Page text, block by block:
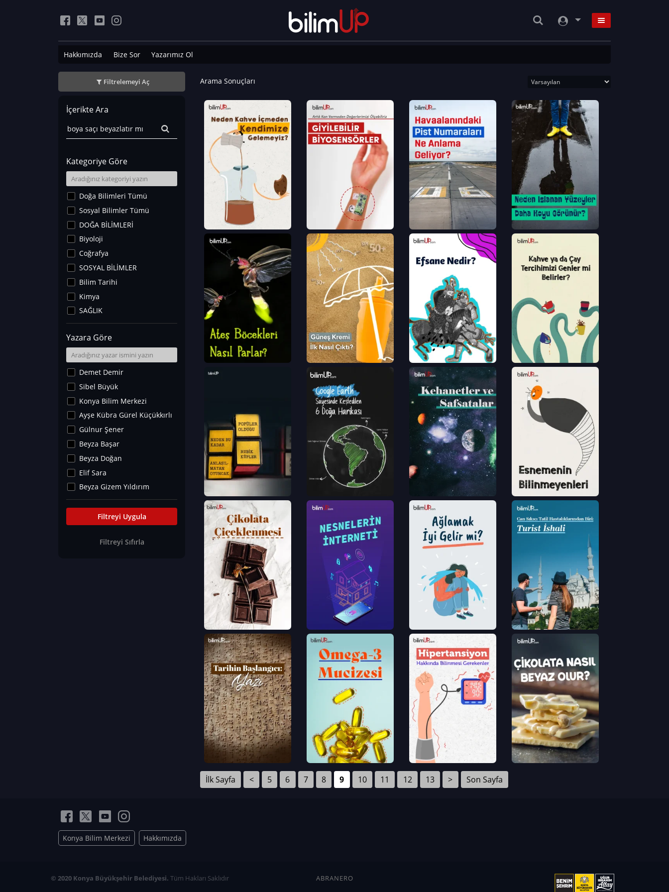
Hakkımızda Bize Sor Yazarımız Ol
Filtrelemeyi Aç
İçerikte Ara
Kategoriye Göre
Doğa Bilimleri Tümü
Sosyal Bilimler Tümü
DOĞA BİLİMLERİ
Biyoloji
Coğrafya
SOSYAL BİLİMLER
Bilim Tarihi
Kimya
SAĞLIK
Sanat Tarihi
Fizik
Yer Bilimleri
Astronomi ve Uzay
Noroloji
Matematik
Teknoloji
İklim Değişikliği
Arkeoloji
Kültür&Sanat
Yaşam Tavsiyeleri
Merakoloji
Eğitim Bilimleri
Yazara Göre
Demet Demir
Sibel Büyük
Konya Bilim Merkezi
Ayşe Kübra Gürel Küçükkırlı
Gülnur Şener
Beyza Başar
Beyza Doğan
Elif Sara
Beyza Gizem Yıldırım
İlknur İyigökler
Büşra Elif Kıvrak
Can TORUN
Filtreyi Uygula
Filtreyi Sıfırla
Arama Sonuçları
İlk Sayfa < 5 6 7 8 9 10 11 12 13 > Son Sayfa
Konya Bilim Merkezi Hakkımızda
© 2020 Konya Büyükşehir Belediyesi. Tüm Hakları Saklıdır ABRANERO